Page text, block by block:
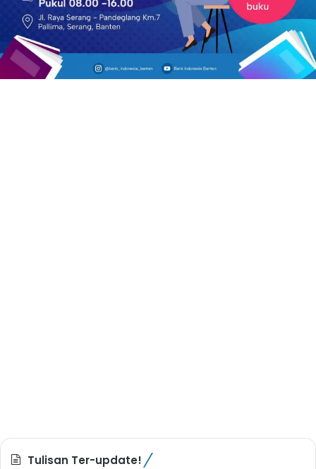
Tulisan Ter-update!